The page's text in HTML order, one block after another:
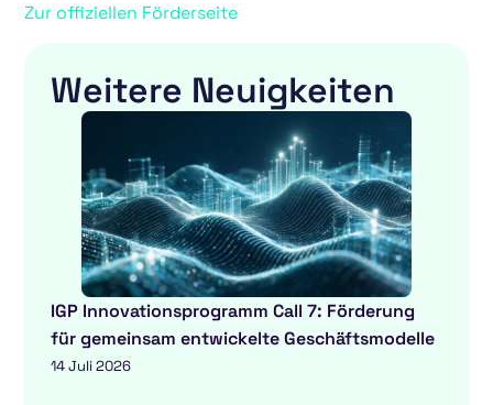
Zur offiziellen Förderseite
Weitere Neuigkeiten
IGP Innovationsprogramm Call 7: Förderung
für gemeinsam entwickelte Geschäftsmodelle
14 Juli 2026